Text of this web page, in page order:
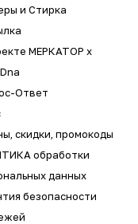
и Стирка
МЕРКАТОР x
Ответ
скидки, промокоды
обработки
данных
безопасности